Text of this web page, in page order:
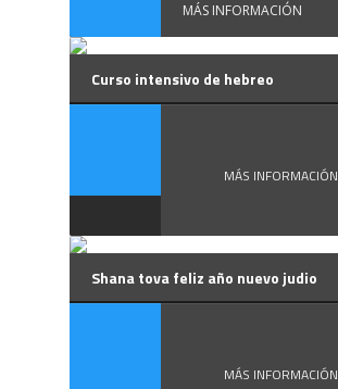
MÁS INFORMACIÓN
Curso intensivo de hebreo
MÁS INFORMACIÓN
Shana tova feliz año nuevo judio
MÁS INFORMACIÓN